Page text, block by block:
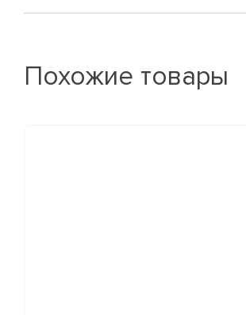
Похожие товары